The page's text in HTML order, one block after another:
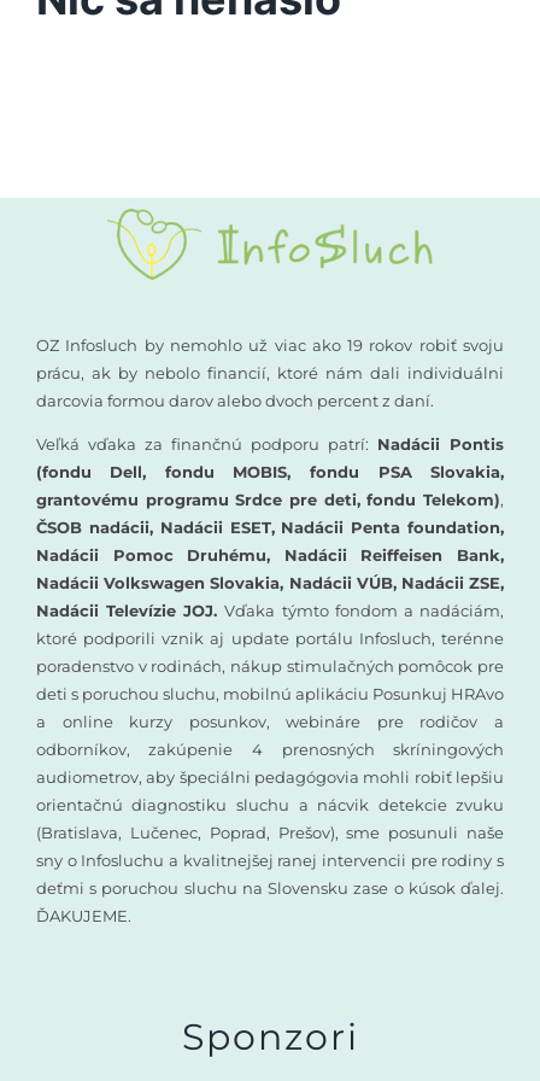
Vyšetrenia sluchu
Rané poradenstvo
Vzdelávanie
OZ Infosluch by nemohlo už viac ako 19 rokov robiť svoju
prácu, ak by nebolo financií, ktoré nám dali individuálni
darcovia formou darov alebo dvoch percent z daní.
Veľká vďaka za finančnú podporu patrí: Nadácii Pontis
(fondu Dell, fondu MOBIS, fondu PSA Slovakia,
grantovému programu Srdce pre deti, fondu Telekom),
ČSOB nadácii, Nadácii ESET, Nadácii Penta foundation,
Nadácii Pomoc Druhému, Nadácii Reiffeisen Bank,
Nadácii Volkswagen Slovakia, Nadácii VÚB, Nadácii ZSE,
Nadácii Televízie JOJ.Vďaka týmto fondom a nadáciám,
ktoré podporili vznik aj update portálu Infosluch, terénne
poradenstvo v rodinách, nákup stimulačných pomôcok pre
deti s poruchou sluchu, mobilnú aplikáciu Posunkuj HRAvo
a online kurzy posunkov, webináre pre rodičov a
odborníkov, zakúpenie 4 prenosných skríningových
audiometrov, aby špeciálni pedagógovia mohli robiť lepšiu
orientačnú diagnostiku sluchu a nácvik detekcie zvuku
(Bratislava, Lučenec, Poprad, Prešov), sme posunuli naše
sny o Infosluchu a kvalitnejšej ranej intervencii pre rodiny s
deťmi s poruchou sluchu na Slovensku zase o kúsok ďalej.
ĎAKUJEME.
Sponzori